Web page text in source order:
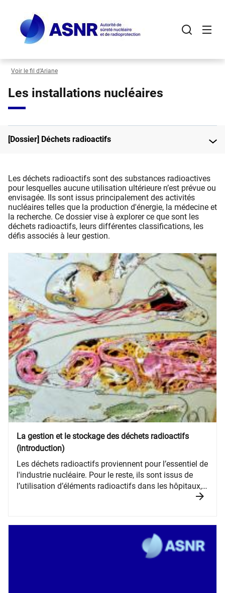
contenu
principal
Voir le fil d’Ariane
Les installations nucléaires
[Dossier] Déchets radioactifs
Les déchets radioactifs sont des substances radioactives
pour lesquelles aucune utilisation ultérieure n’est prévue ou
envisagée. Ils sont issus principalement des activités
nucléaires telles que la production d'énergie, la médecine et
la recherche. Ce dossier vise à explorer ce que sont les
déchets radioactifs, leurs différentes classifications, les
défis associés à leur gestion.
La gestion et le stockage des déchets radioactifs
(introduction)
​Les déchets radioactifs proviennent pour l’essentiel de
l'industrie nucléaire. Pour le reste, ils sont issus de
l’utilisation d’éléments radioactifs dans les hôpitaux,
les universités, des industries non nucléaires ainsi que